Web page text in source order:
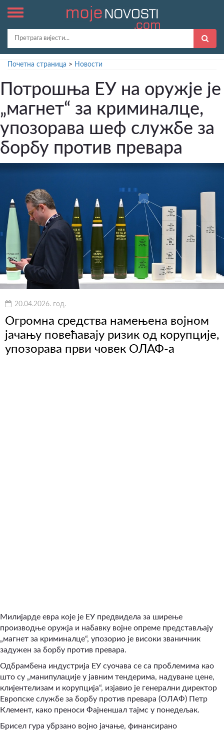
Почетна страница > Новости
Потрошња ЕУ на оружје је
„магнет“ за криминалце,
упозорава шеф службе за
борбу против превара
20.04.2026. год.
Огромна средства намењена војном
јачању повећавају ризик од корупције,
упозорава први човек ОЛАФ-а
Милијарде евра које је ЕУ предвидела за ширење
производње оружја и набавку војне опреме представљају
„магнет за криминалце“, упозорио је високи званичник
задужен за борбу против превара.
Одбрамбена индустрија ЕУ суочава се са проблемима као
што су „манипулације у јавним тендерима, надуване цене,
клијентелизам и корупција“, изјавио је генерални директор
Европске службе за борбу против превара (ОЛАФ) Петр
Клемент, како преноси Фајненшал тајмс у понедељак.
Брисел гура убрзано војно јачање, финансирано